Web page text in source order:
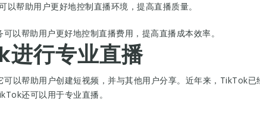
帮助用户更好地控制直播环境，提高直播质量。
以帮助用户更好地控制直播费用，提高直播成本效率。
行专业直播
以帮助用户创建短视频，并与其他用户分享。近年来，TikTok
还可以用于专业直播。